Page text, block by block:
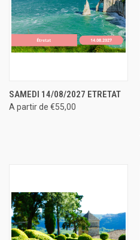
SAMEDI 14/08/2027 ETRETAT
A partir de €55,00